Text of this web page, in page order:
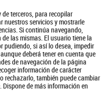
terceros, para recopilar
nuestros servicios y mostrarle
Si continúa navegando,
las mismas. El usuario tiene la
si así lo desea, impedir
deberá tener en cuenta que
de navegación de la página
información de carácter
rechazarlo, también puede cambiar
de más información en
Aviso Legal Política de Cookies
BUSCAR